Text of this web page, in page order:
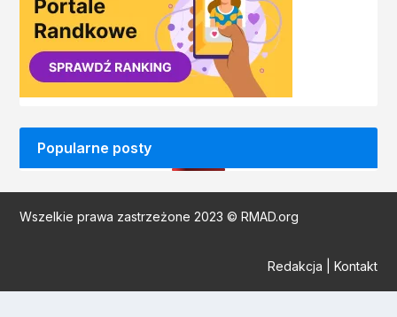
Popularne posty
Wszelkie prawa zastrzeżone 2023 © RMAD.org
Redakcja Kontakt